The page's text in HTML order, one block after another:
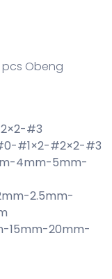
pcs Obeng
#3
#1×2-#2×2-#3
4mm-5mm-
2.5mm-
15mm-20mm-